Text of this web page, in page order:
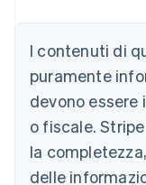
I contenuti di
puramente
devono essere
o fiscale.
la
delle
English
Austria
Deutsch English
Belgio
Nederlands
PortuguêsEnglish
Bulgaria
English